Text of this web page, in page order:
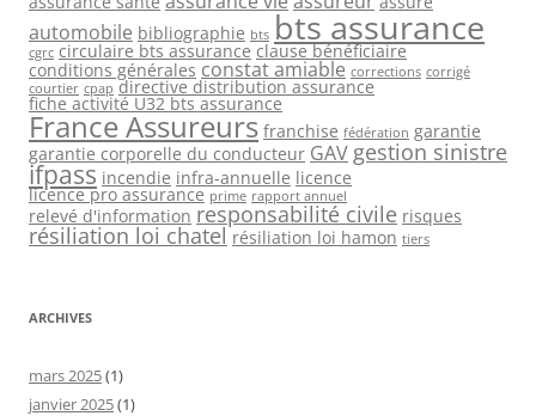
automobile bibliographie bts bts assurance
cgrc circulaire bts assurance clause bénéficiaire
conditions générales constat amiable corrections corrigé
courtier cpap directive distribution assurance
fiche activité U32 bts assurance
France Assureurs franchise fédération garantie
garantie corporelle du conducteur GAV gestion sinistre
ifpass incendie infra-annuelle licence
licence pro assurance prime rapport annuel
relevé d'information responsabilité civile risques
résiliation loi chatel résiliation loi hamon tiers
ARCHIVES
mars 2025(1)
janvier 2025(1)